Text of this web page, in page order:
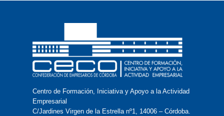
Centro de Formación, Iniciativa y Apoyo a la Actividad
Empresarial
C/Jardines Virgen de la Estrella nº1, 14006 – Córdoba.